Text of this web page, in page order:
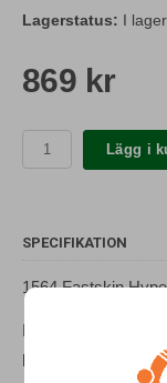
Lagerstatus: I lager
869 kr
Lägg i
SPECIFIKATION
1564 Fastskin
Fastskin Hyper
profil och utbytbara